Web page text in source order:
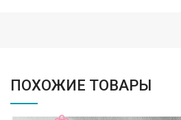
ПОХОЖИЕ ТОВАРЫ